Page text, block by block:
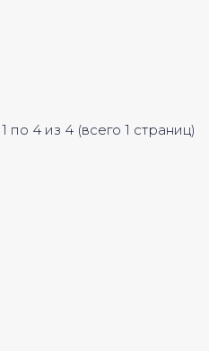
по 4 из 4 (всего 1 страниц)